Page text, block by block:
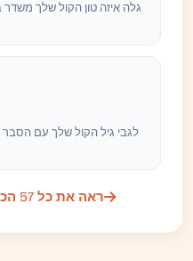
גלה איזה טון הקול שלך
קרא קטע קצר וקבל הערכה של AI לגבי גיל הקול שלך עם הסבר
ראה את כל 57 הכלים החינמיים לדיבור